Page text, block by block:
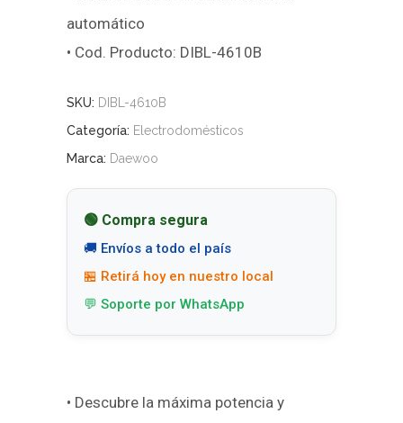
automático
• Cod. Producto: DIBL-4610B
SKU: DIBL-4610B
Categoría: Electrodomésticos
Marca: Daewoo
🟢 Compra segura
🚚 Envíos a todo el país
🏪 Retirá hoy en nuestro local
💬 Soporte por WhatsApp
• Descubre la máxima potencia y